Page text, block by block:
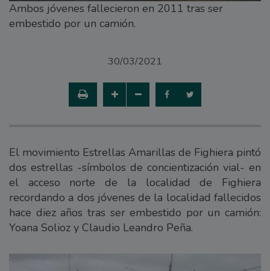
Ambos jóvenes fallecieron en 2011 tras ser
embestido por un camión.
30/03/2021
El movimiento Estrellas Amarillas de Fighiera pintó
dos estrellas -símbolos de concientización vial- en
el acceso norte de la localidad de Fighiera
recordando a dos jóvenes de la localidad fallecidos
hace diez años tras ser embestido por un camión:
Yoana Solioz y Claudio Leandro Peña.